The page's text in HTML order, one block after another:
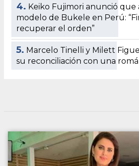
4. Keiko Fujimori anunció que
modelo de Bukele en Perú:
recuperar el orden”
5. Marcelo Tinelli y Milett
su reconciliación con una